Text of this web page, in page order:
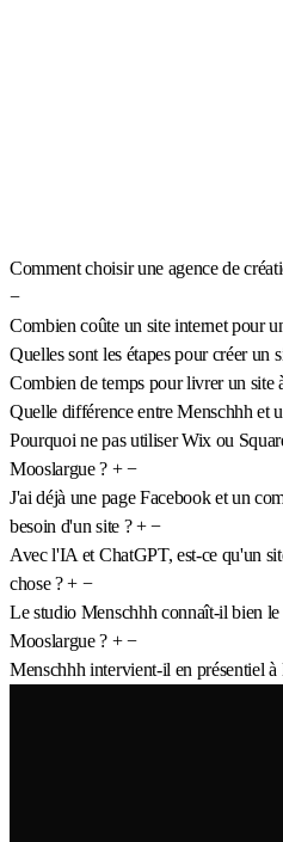
Comment choisir une agence de
−
Combien coûte un site internet pour
Quelles sont les étapes pour créer un
Combien de temps pour livrer un site
Quelle différence entre Menschhh et
Pourquoi ne pas utiliser Wix ou
Mooslargue ? + −
J'ai déjà une page Facebook et un
besoin d'un site ? + −
Avec l'IA et ChatGPT, est-ce qu'un
chose ? + −
Le studio Menschhh connaît-il bien
Mooslargue ? + −
Menschhh intervient-il en présentiel à